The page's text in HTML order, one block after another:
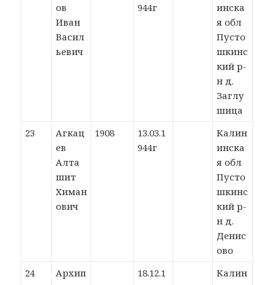
ов
Иван
Васил
ьевич
944г
инска
я обл
Пусто
шкинс
кий р-
н д.
Заглу
шица
23
Агкац
ев
Алта
шит
Химан
ович
1908
13.03.1
944г
Калин
инска
я обл
Пусто
шкинс
кий р-
н д.
Денис
ово
24
Архип
18.12.1
Калин